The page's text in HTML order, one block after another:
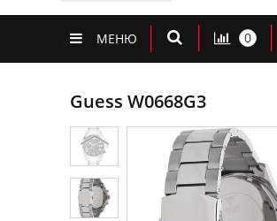
МЕНЮ 0
Guess W0668G3